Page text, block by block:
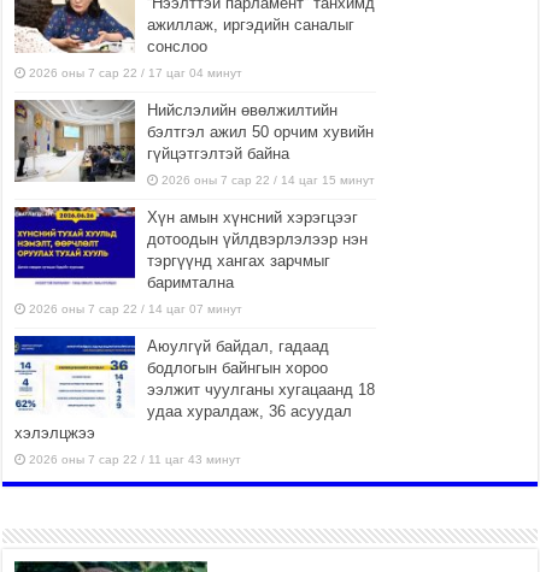
ажиллаж, иргэдийн саналыг
сонслоо
2026 оны 7 сар 22 / 17 цаг 04 минут
Нийслэлийн өвөлжилтийн
бэлтгэл ажил 50 орчим хувийн
гүйцэтгэлтэй байна
2026 оны 7 сар 22 / 14 цаг 15 минут
Хүн амын хүнсний хэрэгцээг
дотоодын үйлдвэрлэлээр нэн
тэргүүнд хангах зарчмыг
баримтална
2026 оны 7 сар 22 / 14 цаг 07 минут
Аюулгүй байдал, гадаад
бодлогын байнгын хороо
ээлжит чуулганы хугацаанд 18
удаа хуралдаж, 36 асуудал
хэлэлцжээ
2026 оны 7 сар 22 / 11 цаг 43 минут
боломжтой-Хүүхэд хөгжүүлэх
төв” байгуулах төсөлд төр,